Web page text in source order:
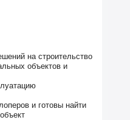
на строительство
объектов и
и готовы найти